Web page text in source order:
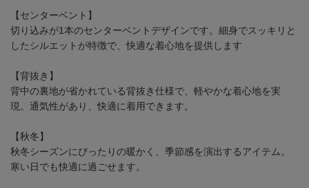
【センターベント】
切り込みが1本のセンターベントデザインです。細身でスッキリと
したシルエットが特徴で、快適な着心地を提供します
【背抜き】
背中の裏地が省かれている背抜き仕様で、軽やかな着心地を実
現。通気性があり、快適に着用できます。
【秋冬】
秋冬シーズンにぴったりの暖かく、季節感を演出するアイテム。
寒い日でも快適に過ごせます。